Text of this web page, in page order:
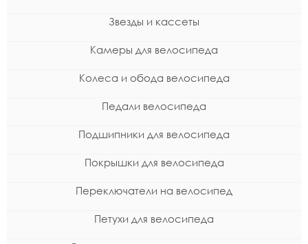
Звезды и кассеты
Камеры для велосипеда
Колеса и обода велосипеда
Педали велосипеда
Подшипники для велосипеда
Покрышки для велосипеда
Переключатели на велосипед
Петухи для велосипеда